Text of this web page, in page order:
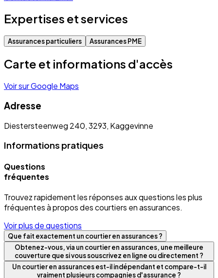
Expertises et services
Assurances particuliers Assurances PME
Carte et informations d'accès
Voir sur Google Maps
Adresse
Diestersteenweg 240, 3293, Kaggevinne
Informations pratiques
Questions
fréquentes
Trouvez rapidement les réponses aux questions les plus
fréquentes à propos des courtiers en assurances.
Voir plus de questions
Que fait exactement un courtier en assurances ?
Obtenez-vous, via un courtier en assurances, une meilleure
couverture que si vous souscrivez en ligne ou directement ?
Un courtier en assurances est-il indépendant et compare-t-il
vraiment plusieurs compagnies d'assurance ?